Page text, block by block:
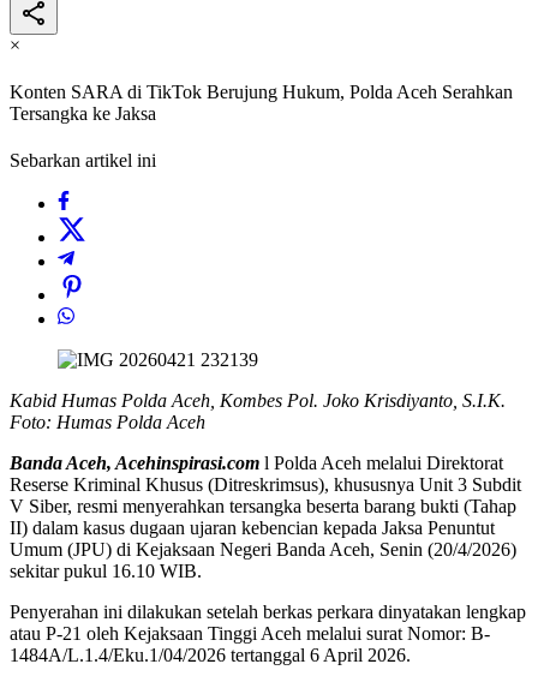
×
Konten SARA di TikTok Berujung Hukum, Polda Aceh Serahkan
Tersangka ke Jaksa
Sebarkan artikel ini
Kabid Humas Polda Aceh, Kombes Pol. Joko Krisdiyanto, S.I.K.
Foto: Humas Polda Aceh
Banda Aceh, Acehinspirasi.com l Polda Aceh melalui Direktorat
Reserse Kriminal Khusus (Ditreskrimsus), khususnya Unit 3 Subdit
V Siber, resmi menyerahkan tersangka beserta barang bukti (Tahap
II) dalam kasus dugaan ujaran kebencian kepada Jaksa Penuntut
Umum (JPU) di Kejaksaan Negeri Banda Aceh, Senin (20/4/2026)
sekitar pukul 16.10 WIB.
Penyerahan ini dilakukan setelah berkas perkara dinyatakan lengkap
atau P-21 oleh Kejaksaan Tinggi Aceh melalui surat Nomor: B-
1484A/L.1.4/Eku.1/04/2026 tertanggal 6 April 2026.